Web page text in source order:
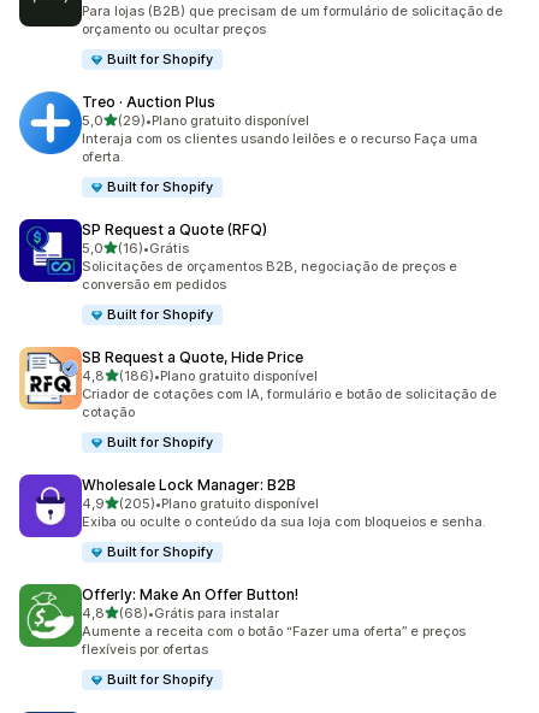
Para lojas (B2B) que precisam de um formulário de solicitação de
orçamento ou ocultar preços
Built for Shopify
Treo · Auction Plus
5,0de 5 estrelas
(29)
29 avaliações ao todo
•Plano gratuito disponível
Interaja com os clientes usando leilões e o recurso Faça uma
oferta.
Built for Shopify
SP Request a Quote (RFQ)
5,0de 5 estrelas
(16)
16 avaliações ao todo
•Grátis
Solicitações de orçamentos B2B, negociação de preços e
conversão em pedidos
Built for Shopify
SB Request a Quote, Hide Price
4,8de 5 estrelas
(186)
186 avaliações ao todo
•Plano gratuito disponível
Criador de cotações com IA, formulário e botão de solicitação de
cotação
Built for Shopify
Wholesale Lock Manager: B2B
4,9de 5 estrelas
(205)
205 avaliações ao todo
•Plano gratuito disponível
Exiba ou oculte o conteúdo da sua loja com bloqueios e senha.
Built for Shopify
Offerly: Make An Offer Button!
4,8de 5 estrelas
(68)
68 avaliações ao todo
•Grátis para instalar
Aumente a receita com o botão “Fazer uma oferta” e preços
flexíveis por ofertas
Built for Shopify